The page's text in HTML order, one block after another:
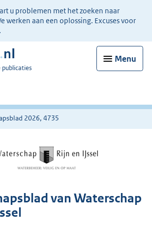
u problemen met het zoeken naar
werken aan een oplossing. Excuses voor
Menu
publicaties
2026, 4735
van Waterschap